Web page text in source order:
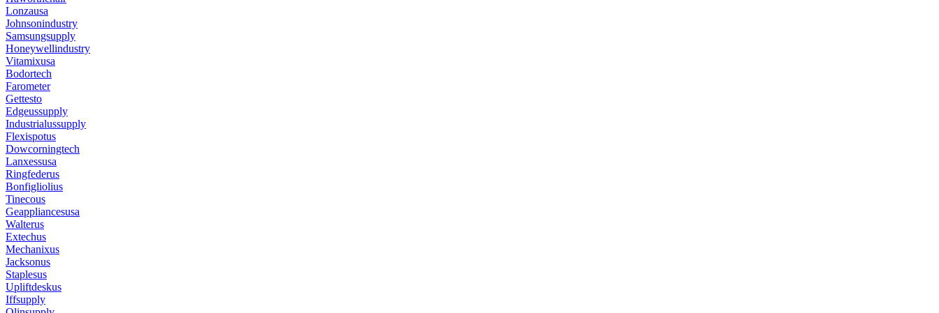
Lonzausa
Johnsonindustry
Samsungsupply
Honeywellindustry
Vitamixusa
Bodortech
Farometer
Gettesto
Edgeussupply
Industrialussupply
Flexispotus
Dowcorningtech
Lanxessusa
Ringfederus
Bonfigliolius
Tinecous
Geappliancesusa
Walterus
Extechus
Mechanixus
Jacksonus
Staplesus
Upliftdeskus
Iffsupply